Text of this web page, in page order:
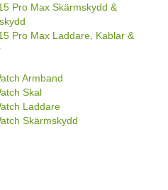
Pro Max Skärmskydd &
Pro Max Laddare, Kablar &
Armband
Skal
Laddare
Skärmskydd